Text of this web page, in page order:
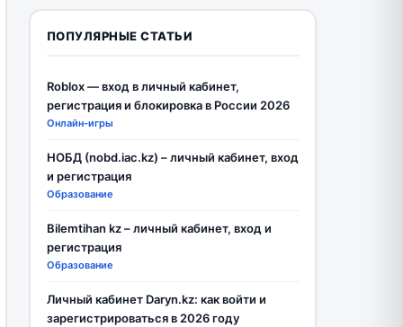
ПОПУЛЯРНЫЕ СТАТЬИ
Roblox — вход в личный кабинет,
регистрация и блокировка в России 2026
Онлайн-игры
НОБД (nobd.iac.kz) – личный кабинет, вход
и регистрация
Образование
Bilemtihan kz – личный кабинет, вход и
регистрация
Образование
Личный кабинет Daryn.kz: как войти и
зарегистрироваться в 2026 году